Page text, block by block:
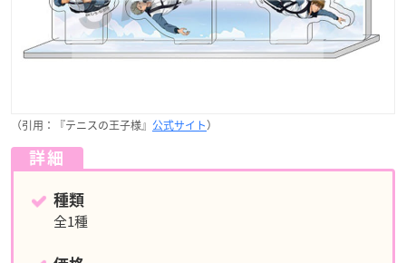
（引用：『テニスの王子様』 公式サイト）
詳細
種類
全1種